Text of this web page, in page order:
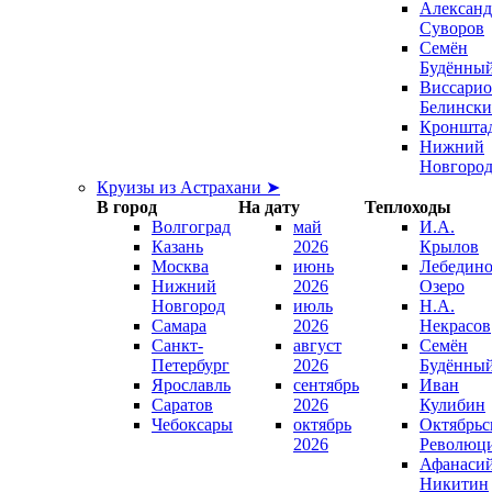
Суворов
Семён
Нижний
Новгород
Круизы из Астрахани ➤
В город
На дату
Теплоходы
Волгоград
Казань
Москва
Нижний
Новгород
Самара
Санкт-
Петербург
Ярославль
Саратов
Чебоксары
май
2026
июнь
2026
июль
2026
август
2026
сентябрь
2026
октябрь
2026
И.А.
Крылов
Озеро
Н.А.
Некрасов
Семён
Иван
Кулибин
Никитин